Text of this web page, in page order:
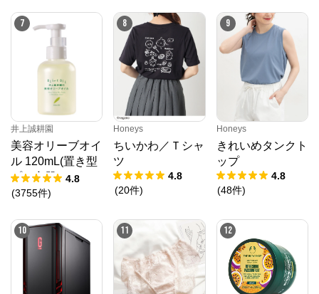
7
井上誠耕園
美容オリーブオイ
ル 120mL(置き型
プラ容器) 4.8
(3755件)
8
Honeys
ちいかわ／Ｔシャ
ツ
4.8
(20件)
9
Honeys
きれいめタンクト
ップ
4.8
(48件)
10 11 12